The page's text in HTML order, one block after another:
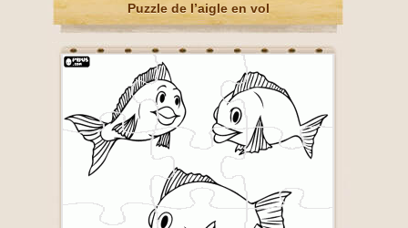
Puzzle de l’aigle en vol